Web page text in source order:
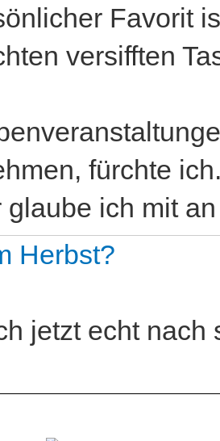
Favorit
versifften
fürchte
glaube ich mit
Herbst?
jetzt echt